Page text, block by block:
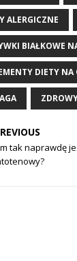
ALERGICZNE
BIAŁKOWE
DIETY
tak naprawdę